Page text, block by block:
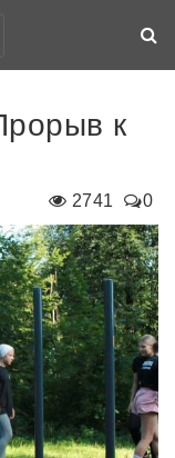
к
2741 0